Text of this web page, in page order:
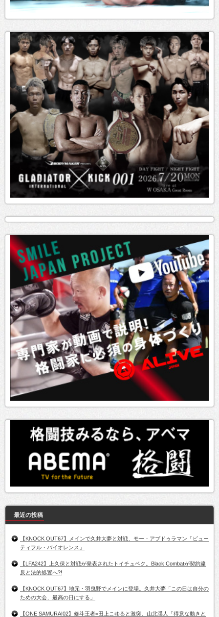
最近の投稿
【KNOCK OUT67】メインで久井大夢と対戦、モー・アブドゥラマン「ビュー
ティフル・バイオレンス」
【LFA242】上久保と対戦が発表されたトイチュベク。Black Combatが契約違
反と法的処置へ?!
【KNOCK OUT67】地元・羽曳野でメインに登場。久井大夢「この日は自分の
ための大会、最高の日にする」
【ONE SAMURAI02】修斗王者=田上こゆると激突、山北渓人「得意な動きと